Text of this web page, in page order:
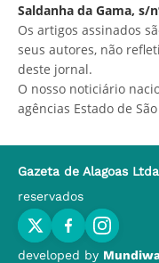
Saldanha da Gama, s/
Os artigos assinados
seus autores, não
deste jornal.
O nosso noticiário
agências Estado de
Gazeta de Alagoas Ltda
reservados
developed by